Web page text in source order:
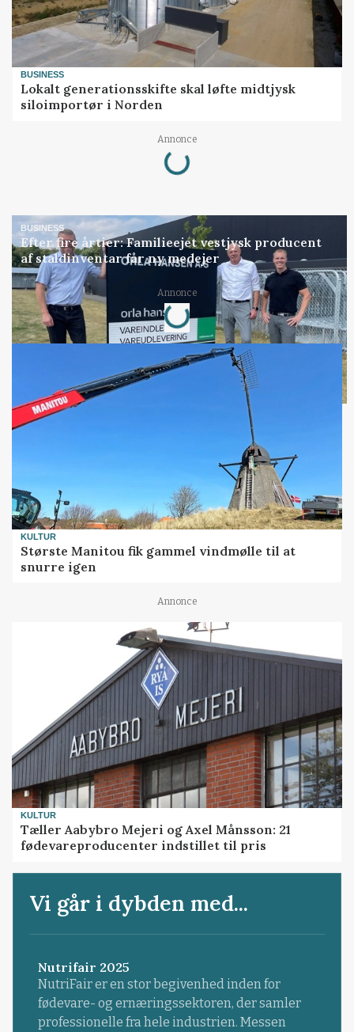
BUSINESS
Lokalt generationsskifte skal løfte midtjysk
siloimportør i Norden
Annonce
Loading...
BUSINESS
Efter fire årtier: Familieejet vestjysk producent
af staldinventar får ny medejer
Annonce
Loading...
KULTUR
Største Manitou fik gammel vindmølle til at
snurre igen
Annonce
KULTUR
Tæller Aabybro Mejeri og Axel Månsson: 21
fødevareproducenter indstillet til pris
Vi går i dybden med...
Nutrifair 2025
NutriFair er en stor begivenhed inden for
fødevare- og ernæringssektoren, der samler
professionelle fra hele industrien. Messen